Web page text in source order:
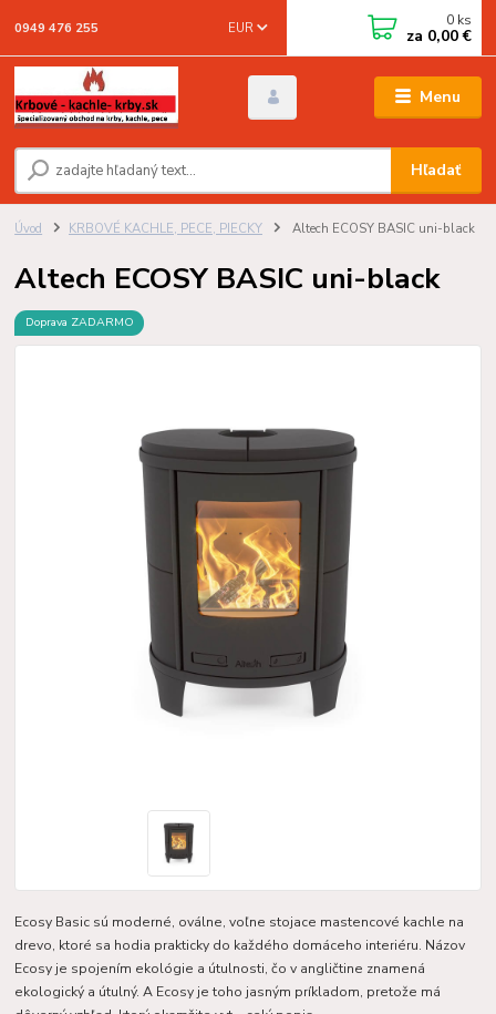
Menu
EUR
Hľadať
0949 476 255 0 ks
za 0,00 €
Úvod KRBOVÉ KACHLE, PECE, PIECKY Altech ECOSY BASIC uni-black
Altech ECOSY BASIC uni-black
Doprava ZADARMO
Ecosy Basic sú moderné, oválne, voľne stojace mastencové kachle na
drevo, ktoré sa hodia prakticky do každého domáceho interiéru. Názov
Ecosy je spojením ekológie a útulnosti, čo v angličtine znamená
ekologický a útulný. A Ecosy je toho jasným príkladom, pretože má